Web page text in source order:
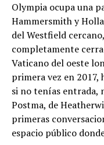
Olympia ocupa una
Hammersmith y
del Westfield
completamente
Vaticano del oeste
primera vez en
si no tenías entrada,
Postma, de
primeras
espacio público